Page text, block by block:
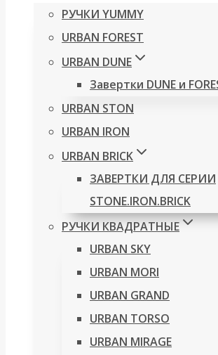
РУЧКИ YUMMY
URBAN FOREST
URBAN DUNE
Завертки DUNE и
URBAN STON
URBAN IRON
URBAN BRICK
ЗАВЕРТКИ ДЛЯ СЕРИИ
STONE.IRON.BRICK
РУЧКИ КВАДРАТНЫЕ
URBAN SKY
URBAN MORI
URBAN GRAND
URBAN TORSO
URBAN MIRAGE